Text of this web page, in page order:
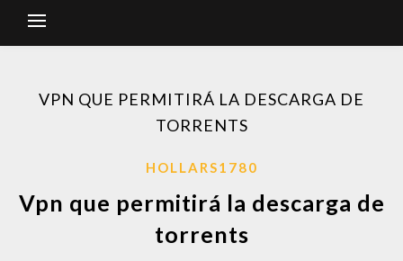
VPN QUE PERMITIRÁ LA DESCARGA DE
TORRENTS
HOLLARS1780
Vpn que permitirá la descarga de
torrents